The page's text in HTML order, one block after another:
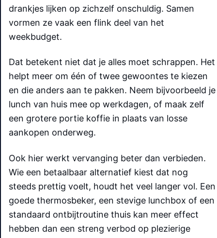
drankjes lijken op zichzelf onschuldig. Samen
vormen ze vaak een flink deel van het
weekbudget.
Dat betekent niet dat je alles moet schrappen. Het
helpt meer om één of twee gewoontes te kiezen
en die anders aan te pakken. Neem bijvoorbeeld je
lunch van huis mee op werkdagen, of maak zelf
een grotere portie koffie in plaats van losse
aankopen onderweg.
Ook hier werkt vervanging beter dan verbieden.
Wie een betaalbaar alternatief kiest dat nog
steeds prettig voelt, houdt het veel langer vol. Een
goede thermosbeker, een stevige lunchbox of een
standaard ontbijtroutine thuis kan meer effect
hebben dan een streng verbod op plezierige